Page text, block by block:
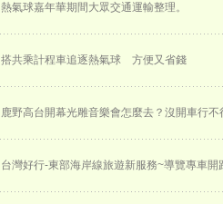
熱氣球嘉年華期間大眾交通運輸整理。
搭共乘計程車追逐熱氣球 方便又省錢
鹿野高台開幕光雕音樂會怎麼去？沒開車行不
台灣好行-東部海岸線旅遊新服務~導覽專車開